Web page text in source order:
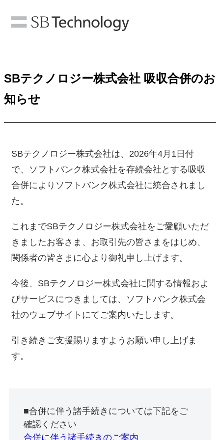
SBテクノロジー株式会社 吸収合併のお
知らせ
SBテクノロジー株式会社は、2026年4月1日付
で、ソフトバンク株式会社を存続会社とする吸収
合併によりソフトバンク株式会社に統合されまし
た。
これまでSBテクノロジー株式会社をご愛顧いただ
きましたお客さま、お取引先の皆さまをはじめ、
関係者の皆さまに心より御礼申し上げます。
今後、SBテクノロジー株式会社に関する情報およ
びサービスにつきましては、ソフトバンク株式会
社のウェブサイトにてご案内いたします。
引き続きご支援賜りますようお願い申し上げま
す。
■合併に伴う諸手続きについては下記をご
確認ください
合併に伴う諸手続きのご案内